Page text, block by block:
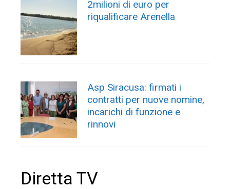
2milioni di euro per
riqualificare Arenella
Asp Siracusa: firmati i
contratti per nuove nomine,
incarichi di funzione e
rinnovi
Diretta TV